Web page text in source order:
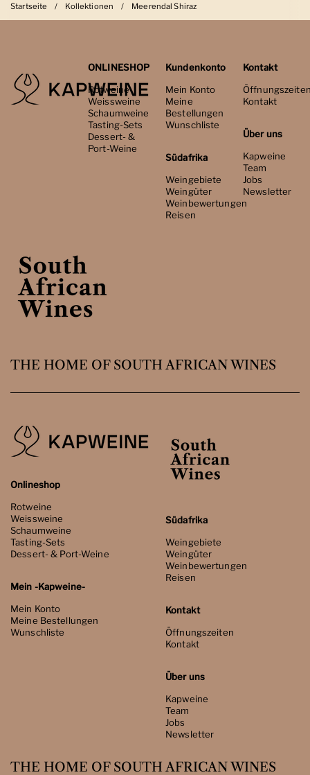
Startseite / Kollektionen / Meerendal Shiraz
ONLINESHOP
Rotweine
Weissweine
Schaumweine
Tasting-Sets
Dessert- &
Port-Weine
Kundenkonto
Mein Konto
Meine
Bestellungen
Wunschliste
Südafrika
Weingebiete
Weingüter
Weinbewertungen
Reisen
Kontakt
Kontakt
Über uns
Kapweine
Team
Jobs
Newsletter
THE HOME OF SOUTH AFRICAN WINES
Onlineshop
Rotweine
Weissweine
Schaumweine
Tasting-Sets
Dessert- & Port-Weine
Mein -Kapweine-
Mein Konto
Meine Bestellungen
Wunschliste
Südafrika
Weingebiete
Weingüter
Weinbewertungen
Reisen
Kontakt
Öffnungszeiten
Kontakt
Über uns
Kapweine
Team
Jobs
Newsletter
THE HOME OF SOUTH AFRICAN WINES